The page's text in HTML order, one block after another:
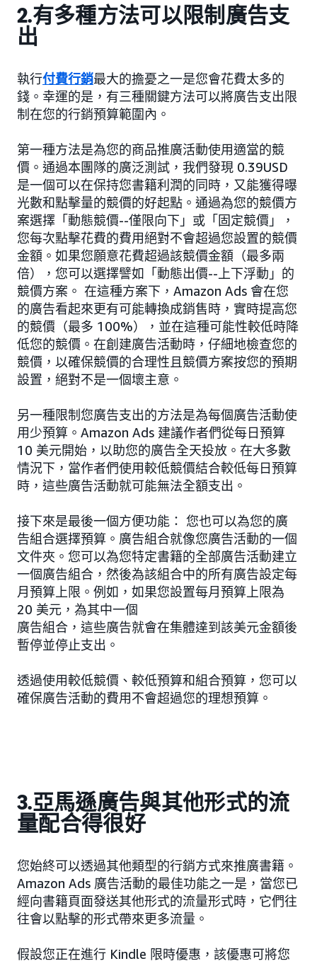
2.有多種方法可以限制廣告支
出
執行付費行銷最大的擔憂之一是您會花費太多的
錢。幸運的是，有三種關鍵方法可以將廣告支出限
制在您的行銷預算範圍內。
第一種方法是為您的商品推廣活動使用適當的競
價。通過本團隊的廣泛測試，我們發現 0.39USD
是一個可以在保持您書籍利潤的同時，又能獲得曝
光數和點擊量的競價的好起點。通過為您的競價方
案選擇「動態競價--僅限向下」或「固定競價」，
您每次點擊花費的費用絕對不會超過您設置的競價
金額。如果您願意花費超過該競價金額（最多兩
倍），您可以選擇譬如「動態出價--上下浮動」的
競價方案。 在這種方案下，Amazon Ads 會在您
的廣告看起來更有可能轉換成銷售時，實時提高您
的競價（最多 100%），並在這種可能性較低時降
低您的競價。在創建廣告活動時，仔細地檢查您的
競價，以確保競價的合理性且競價方案按您的預期
設置，絕對不是一個壞主意。
另一種限制您廣告支出的方法是為每個廣告活動使
用少預算。Amazon Ads 建議作者們從每日預算
10 美元開始，以助您的廣告全天投放。在大多數
情況下，當作者們使用較低競價結合較低每日預算
時，這些廣告活動就可能無法全額支出。
接下來是最後一個方便功能： 您也可以為您的廣
告組合選擇預算。廣告組合就像您廣告活動的一個
文件夾。您可以為您特定書籍的全部廣告活動建立
一個廣告組合，然後為該組合中的所有廣告設定每
月預算上限。例如，如果您設置每月預算上限為
20 美元，為其中一個
廣告組合，這些廣告就會在集體達到該美元金額後
暫停並停止支出。
透過使用較低競價、較低預算和組合預算，您可以
確保廣告活動的費用不會超過您的理想預算。
3.亞馬遜廣告與其他形式的流
量配合得很好
您始終可以透過其他類型的行銷方式來推廣書籍。
Amazon Ads 廣告活動的最佳功能之一是，當您已
經向書籍頁面發送其他形式的流量形式時，它們往
往會以點擊的形式帶來更多流量。
假設您正在進行 Kindle 限時優惠，該優惠可將您